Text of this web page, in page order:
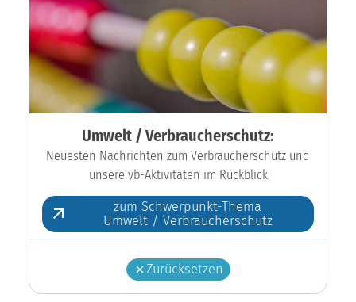
Umwelt / Verbraucherschutz:
Neuesten Nachrichten zum Verbraucherschutz und
unsere vb-Aktivitäten im Rückblick
zum Schwerpunkt-Thema
Umwelt / Verbraucherschutz
Zurücksetzen